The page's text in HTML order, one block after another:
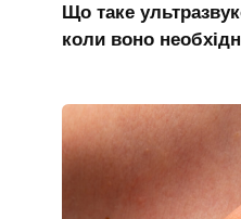
Що таке
коли воно